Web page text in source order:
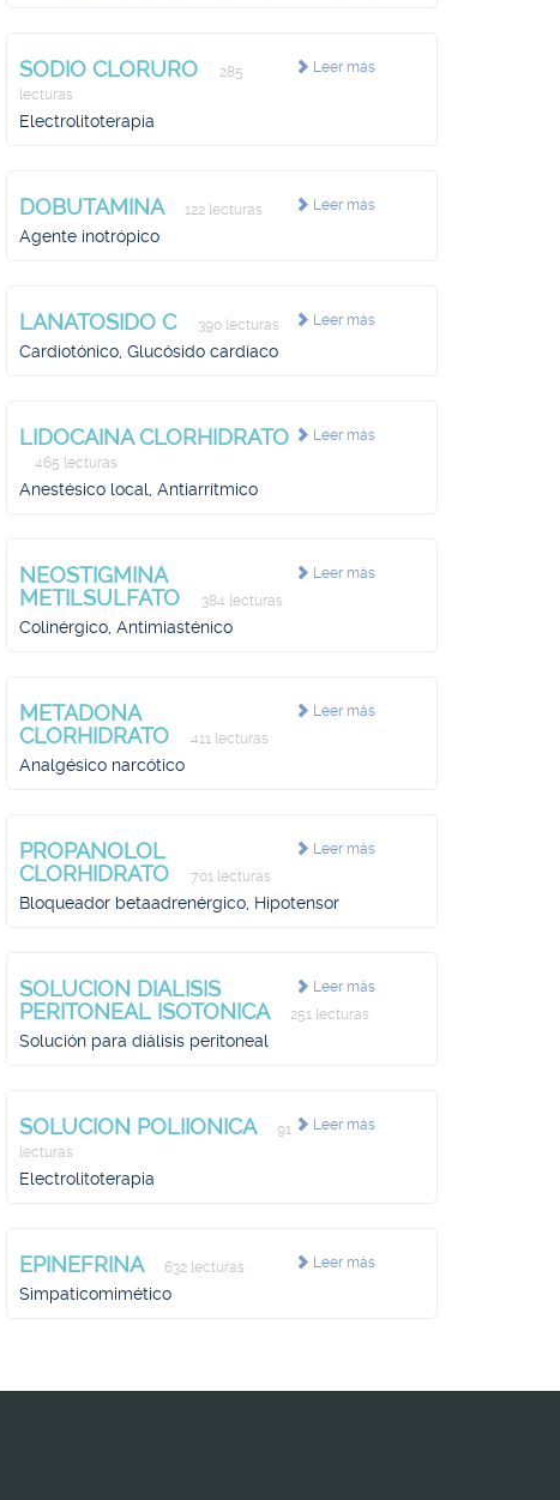
Leer más
SODIO CLORURO
285
lecturas
Electrolitoterapia
Leer más
DOBUTAMINA 122 lecturas
Agente inotrópico
Leer más
LANATOSIDO C 390 lecturas
Cardiotónico, Glucósido cardíaco
Leer más
LIDOCAINA CLORHIDRATO
465 lecturas
Anestésico local, Antiarrítmico
Leer más
NEOSTIGMINA
METILSULFATO
384 lecturas
Colinérgico, Antimiasténico
Leer más
METADONA
CLORHIDRATO
411 lecturas
Analgésico narcótico
Leer más
PROPANOLOL
CLORHIDRATO
701 lecturas
Bloqueador betaadrenérgico, Hipotensor
Leer más
SOLUCION DIALISIS
PERITONEAL ISOTONICA
251 lecturas
Solución para diálisis peritoneal
Leer más
SOLUCION POLIIONICA
91
lecturas
Electrolitoterapia
Leer más
EPINEFRINA 632 lecturas
Simpaticomimético